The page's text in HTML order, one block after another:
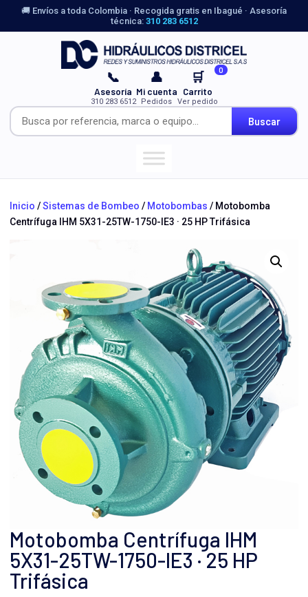
🚚 Envíos a toda Colombia · Recogida gratis en Ibagué · Asesoría
técnica: 310 283 6512
Buscar
📞
Asesoría
310 283 6512
👤
Mi cuenta
Pedidos
🛒 0
Carrito
Ver pedido
Inicio /Sistemas de Bombeo / Motobombas / Motobomba
Centrífuga IHM 5X31-25TW-1750-IE3 · 25 HP Trifásica
Motobomba Centrífuga IHM
5X31-25TW-1750-IE3 · 25 HP
Trifásica